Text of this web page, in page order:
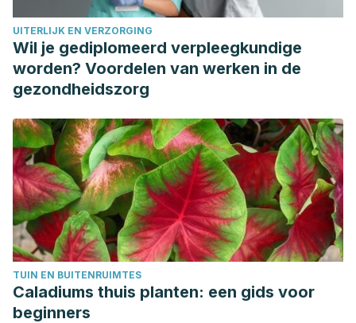
Bielecki, J. E., & Gupta, V. (2021). Cyclothymic Disorder.
StatPearls.
https://www.ncbi.nlm.nih.gov/books/NBK557877/
Chand, S. P., Arif, H., & Kutlenios, R. M. (2021).
Culpepper, L. (2014). The diagnosis and treatment of
bipolar disorder: decision-making in primary care.The
primary care companion for CNS disorders
,16(3), 26253.
Jain, A., y Paromamitra. (2022). Desorden afectivo bipolar.
StatPearls.
https://www.ncbi.nlm.nih.gov/books/NBK558998/
Mishra, S., Elliott, H., & Marwaha, R. (2018). Premenstrual
Dysphoric Disorder.StatPearls.
https://www.ncbi.nlm.nih.gov/books/NBK532307/
UITERLIJK EN VERZORGING
Wil je gediplomeerd verpleegkundige
worden? Voordelen van werken in de
gezondheidszorg
TUIN EN BUITENRUIMTES
Caladiums thuis planten: een gids voor
beginners